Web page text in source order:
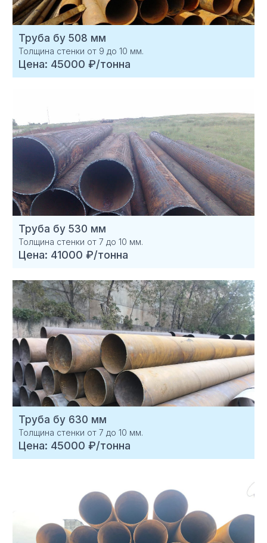
Труба бу 508 мм
Толщина стенки от 9 до 10 мм.
Цена: 45000 ₽/тонна
Труба бу 530 мм
Толщина стенки от 7 до 10 мм.
Цена: 41000 ₽/тонна
Труба бу 630 мм
Толщина стенки от 7 до 10 мм.
Цена: 45000 ₽/тонна